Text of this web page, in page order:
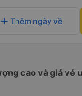
add Thêm ngày về
cao và giá vé